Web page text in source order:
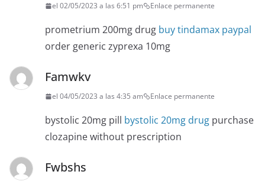
el 02/05/2023 a las 6:51 pm Enlace permanente
prometrium 200mg drug buy tindamax paypal
order generic zyprexa 10mg
Famwkv
el 04/05/2023 a las 4:35 am Enlace permanente
bystolic 20mg pill bystolic 20mg drug purchase
clozapine without prescription
Fwbshs